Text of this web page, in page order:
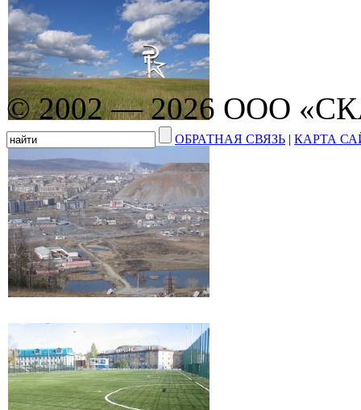
© 2002 — 2026 ООО
ОБРАТНАЯ СВЯЗЬ | КАРТА